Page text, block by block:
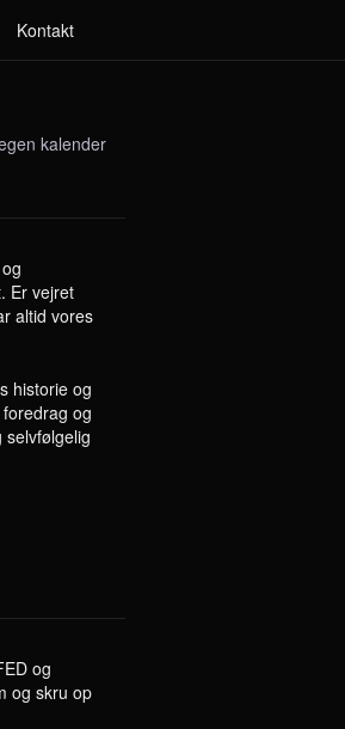
Kontakt
kalender
Er vejret
altid vores
historie og
og
og
og skru op